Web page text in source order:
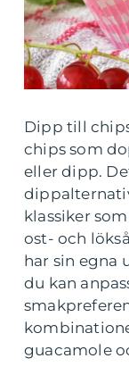
Dipp till
chips som
eller dipp.
klassiker
ost- och
har sin egna
du kan
guacamole